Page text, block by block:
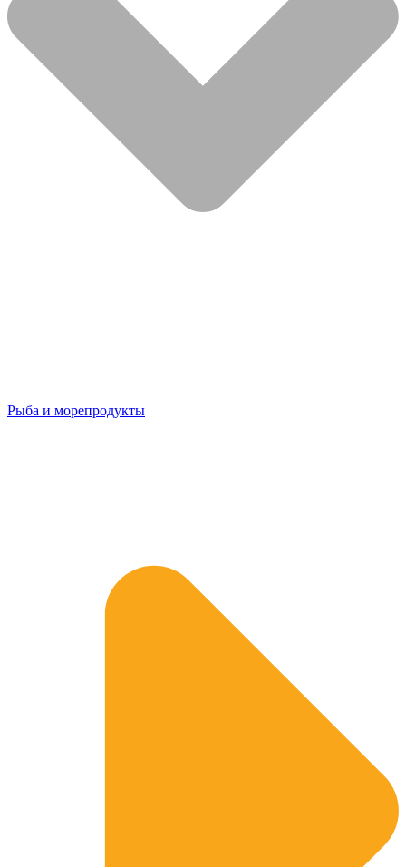
Рыба и морепродукты